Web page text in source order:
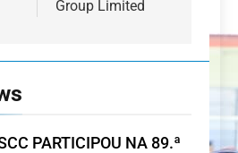
Group Limited
PARTICIPOU NA 89.ª